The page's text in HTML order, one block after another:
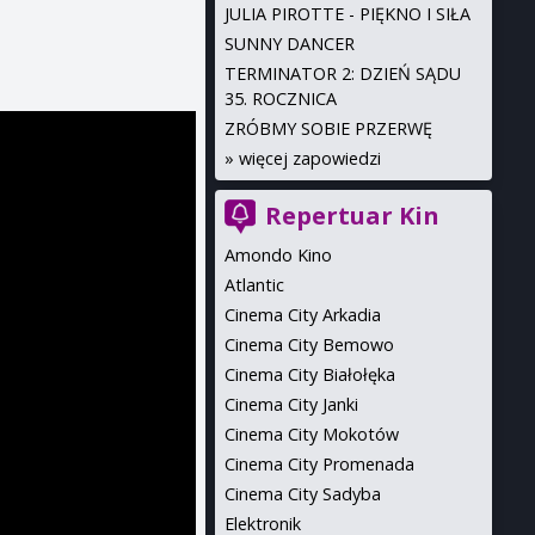
JULIA PIROTTE - PIĘKNO I SIŁA
SUNNY DANCER
TERMINATOR 2: DZIEŃ SĄDU
35. ROCZNICA
ZRÓBMY SOBIE PRZERWĘ
» więcej zapowiedzi
Repertuar Kin
Amondo Kino
Atlantic
Cinema City Arkadia
Cinema City Bemowo
Cinema City Białołęka
Cinema City Janki
Cinema City Mokotów
Cinema City Promenada
Cinema City Sadyba
Elektronik